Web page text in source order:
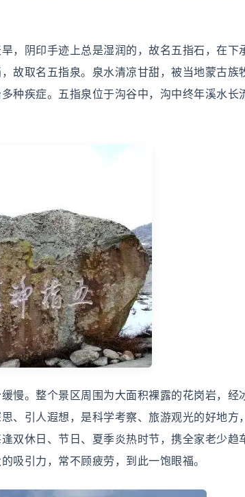
阴印手迹上总是湿润的，故名五指石，在下
故取名五指泉。泉水清凉甘甜，被当地蒙古族
种疾症。五指泉位于沟谷中，沟中终年溪水长
。整个景区周围为大面积裸露的花岗岩，经
、引人遐想，是科学考察、旅游观光的好地方
双休日、节日、夏季炎热时节，携全家老少趋
吸引力，常不顾疲劳，到此一饱眼福。